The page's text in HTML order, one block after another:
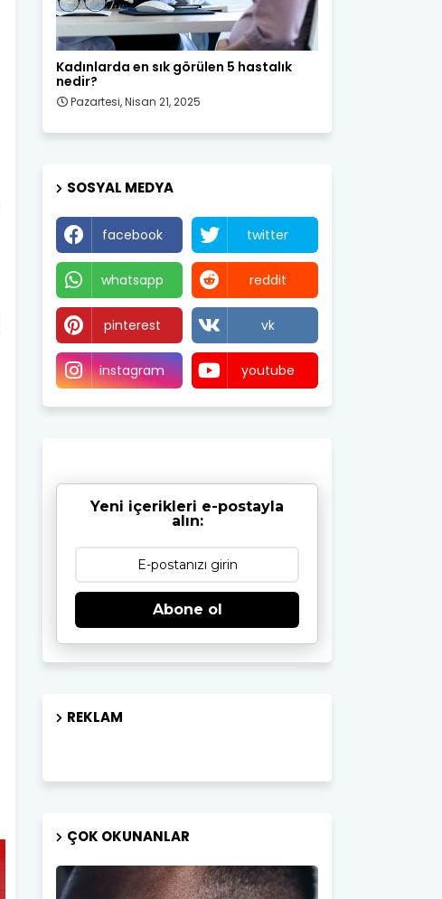
Kadın Sağlığı
Kadınlarda en sık görülen 5 hastalık
nedir?
Pazartesi, Nisan 21, 2025
SOSYAL MEDYA
facebook twitter
whatsapp reddit
pinterest vk
instagram youtube
Yeni içerikleri e-postayla
alın:
Abone ol
REKLAM
ÇOK OKUNANLAR